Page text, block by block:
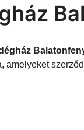
amelyeket